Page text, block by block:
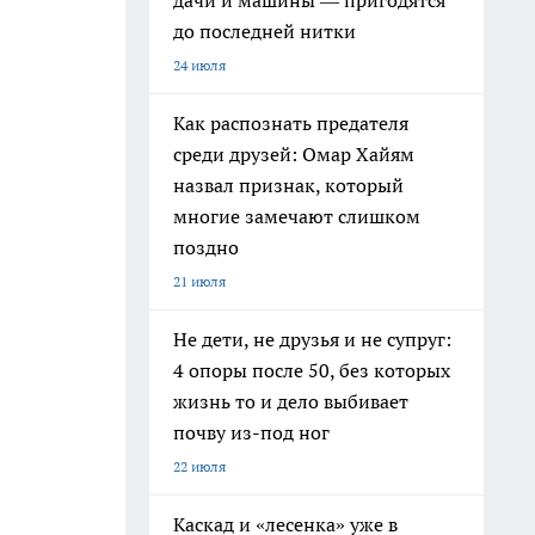
до последней нитки
24 июля
Как распознать предателя
среди друзей: Омар Хайям
назвал признак, который
многие замечают слишком
поздно
21 июля
Не дети, не друзья и не супруг:
4 опоры после 50, без которых
жизнь то и дело выбивает
почву из-под ног
22 июля
Каскад и «лесенка» уже в